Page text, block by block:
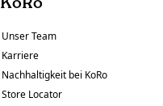
Unser Team
Karriere
Nachhaltigkeit bei KoRo
Store Locator